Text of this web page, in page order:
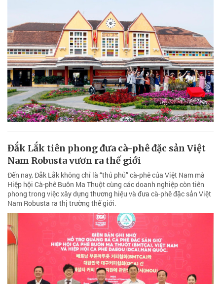
Đắk Lắk tiên phong đưa cà-phê đặc sản Việt
Nam Robusta vươn ra thế giới
Đến nay, Đắk Lắk không chỉ là “thủ phủ” cà-phê của Việt Nam mà
Hiệp hội Cà-phê Buôn Ma Thuột cùng các doanh nghiệp còn tiên
phong trong việc xây dựng thương hiệu và đưa cà-phê đặc sản Việt
Nam Robusta ra thị trường thế giới.